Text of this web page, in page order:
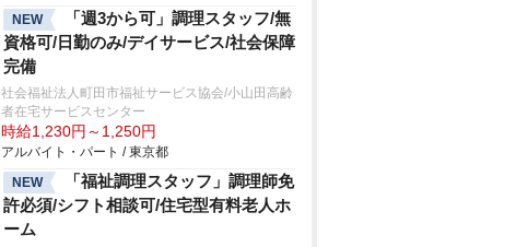
NEW
「週3から可」調理スタッフ/無
資格可/日勤のみ/デイサービス/社会保障
完備
社会福祉法人町田市福祉サービス協会/小山田高齢
者在宅サービスセンター
時給1,230円～1,250円
アルバイト・パート / 東京都
NEW
「福祉調理スタッフ」調理師免
許必須/シフト相談可/住宅型有料老人ホ
ーム